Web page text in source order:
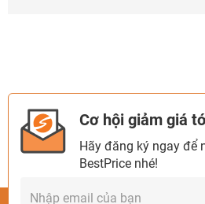
Cơ hội giảm giá
Hãy đăng ký ngay để
BestPrice nhé!